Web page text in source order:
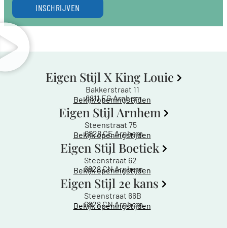
INSCHRIJVEN
Eigen Stijl X King Louie
Bakkerstraat 11
6811 EG Arnhem
Bekijk openingstijden
Eigen Stijl Arnhem
Steenstraat 75
6828 CE Arnhem
Bekijk openingstijden
Eigen Stijl Boetiek
Steenstraat 62
6828 CN Arnhem
Bekijk openingstijden
Eigen Stijl 2e kans
Steenstraat 66B
6828 CN Arnhem
Bekijk openingstijden